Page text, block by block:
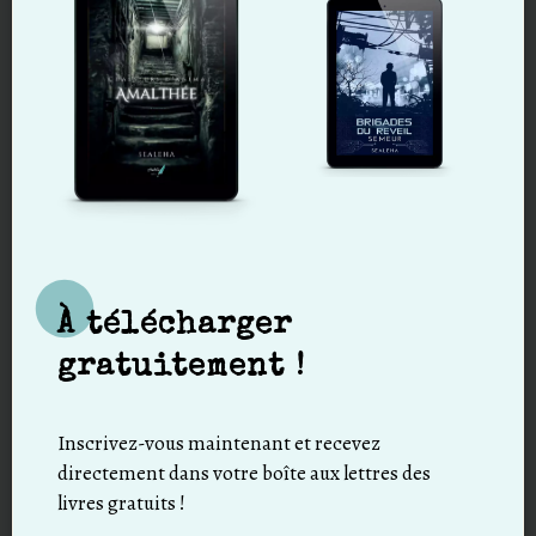
Save the details above in this browser for the next time I comment
By using this form you agree with the storage and handling of your
data by this website
Soumettre le commentaire
Login on website
Subscribe to comments
À télécharger
gratuitement !
Inscrivez-vous maintenant et recevez
directement dans votre boîte aux lettres des
livres gratuits !